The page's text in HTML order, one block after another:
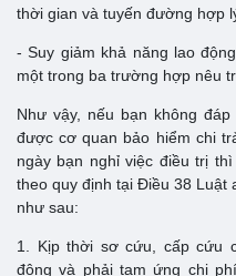
thời gian và tuyến đường hợp
- Suy giảm khả năng lao
một trong ba trường hợp nêu
Như vậy, nếu bạn không
được cơ quan bảo hiểm chi
ngày bạn nghỉ việc điều trị
theo quy định tại Điều 38 Luật
như sau:
1. Kịp thời sơ cứu, cấp cứu
động và phải tạm ứng chi